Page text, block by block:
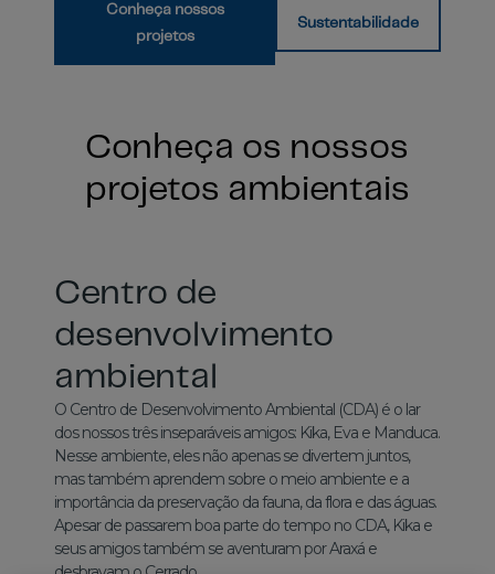
Conheça nossos
projetos
Sustentabilidade
Conheça os nossos
projetos ambientais
Centro de
desenvolvimento
ambiental
O Centro de Desenvolvimento Ambiental (CDA) é o lar
dos nossos três inseparáveis amigos: Kika, Eva e Manduca.
Nesse ambiente, eles não apenas se divertem juntos,
mas também aprendem sobre o meio ambiente e a
importância da preservação da fauna, da flora e das águas.
Apesar de passarem boa parte do tempo no CDA, Kika e
seus amigos também se aventuram por Araxá e